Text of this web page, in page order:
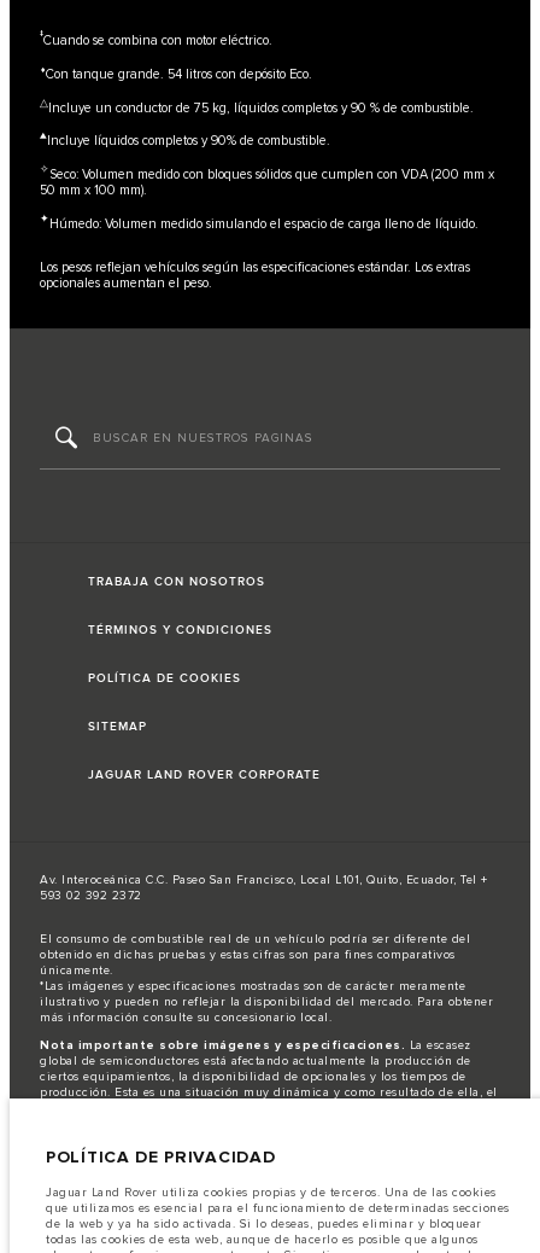
‡Cuando se combina con motor eléctrico.
⬧Con tanque grande. 54 litros con depósito Eco.
△Incluye un conductor de 75 kg, líquidos completos y 90 % de combustible.
▲Incluye líquidos completos y 90% de combustible.
✧Seco: Volumen medido con bloques sólidos que cumplen con VDA (200 mm x
50 mm x 100 mm).
✦Húmedo: Volumen medido simulando el espacio de carga lleno de líquido.
Los pesos reflejan vehículos según las especificaciones estándar. Los extras
opcionales aumentan el peso.
TRABAJA CON NOSOTROS
TÉRMINOS Y CONDICIONES
POLÍTICA DE COOKIES
SITEMAP
JAGUAR LAND ROVER CORPORATE
Av. Interoceánica C.C. Paseo San Francisco, Local L101, Quito, Ecuador, Tel +
593 02 392 2372
El consumo de combustible real de un vehículo podría ser diferente del
obtenido en dichas pruebas y estas cifras son para fines comparativos
únicamente.
*Las imágenes y especificaciones mostradas son de carácter meramente
ilustrativo y pueden no reflejar la disponibilidad del mercado. Para obtener
más información consulte su concesionario local.
Nota importante sobre imágenes y especificaciones. La escasez
global de semiconductores está afectando actualmente la producción de
ciertos equipamientos, la disponibilidad de opcionales y los tiempos de
producción. Esta es una situación muy dinámica y como resultado de ella, el
distribuidor de su preferencia, quien podrá dar a conocer las restricciones
únicamente en las especificaciones e imágenes mostradas en este sitio web.
Jaguar Land Rover Limited busca constantemente nuevas formas de mejorar
las especificaciones, el diseño y la producción de sus vehículos, piezas y
accesorios, por lo que se producen modificaciones de forma continua y sin
POLÍTICA DE PRIVACIDAD
Jaguar Land Rover utiliza cookies propias y de terceros. Una de las cookies
que utilizamos es esencial para el funcionamiento de determinadas secciones
de la web y ya ha sido activada. Si lo deseas, puedes eliminar y bloquear
todas las cookies de esta web, aunque de hacerlo es posible que algunos